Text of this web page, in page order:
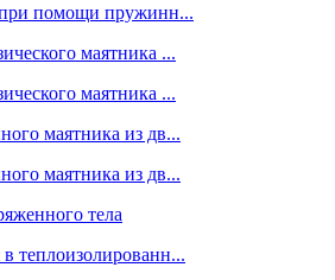
при помощи пружинн...
маятника ...
маятника ...
маятника из дв...
маятника из дв...
тела
теплоизолированн...